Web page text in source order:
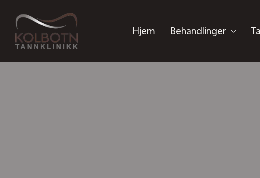
Hjem Behandlinger